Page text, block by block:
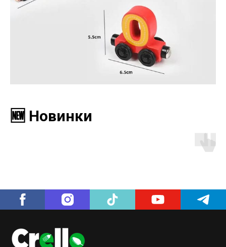
🆕 Новинки